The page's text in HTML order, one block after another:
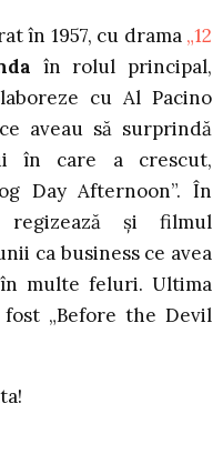
în 1957, cu drama „12
în rolul principal,
cu Al Pacino
aveau să surprindă
în care a crescut,
Day Afternoon”. În
regizează şi filmul
ca business ce avea
în multe feluri. Ultima
„Before the Devil